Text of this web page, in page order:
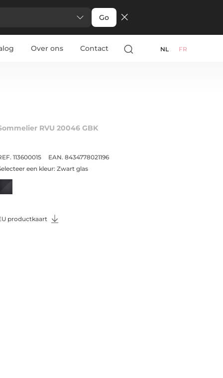
Go
Over ons Contact NL FR
RVU 20046 GBK
113600015
EAN. 8434778021196
een kleur: Zwart glas
productkaart